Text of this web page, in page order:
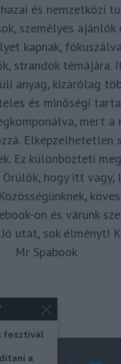
és nemzetközi
személyes ajánlók
kapnak,
strandok témájára.
anyag, kizárólag
és minőségi
mert a
Elképzelhetetlen
Ez különbözteti
hogy itt vagy,
on és várunk
utat, sok élményt!
Mr Spabook
fesztivál
a